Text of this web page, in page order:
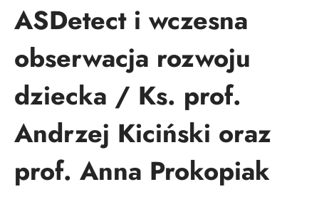
ASDetect i wczesna
obserwacja rozwoju
dziecka / Ks. prof.
Andrzej Kiciński oraz
prof. Anna Prokopiak